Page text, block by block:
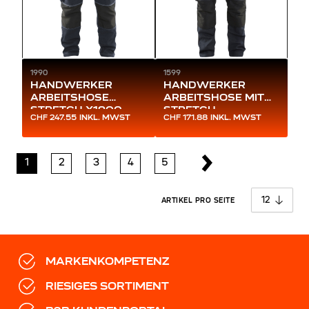
1990
HANDWERKER
ARBEITSHOSE
STRETCH X1900
CHF 247.55 INKL. MWST
1599
HANDWERKER
ARBEITSHOSE MIT
STRETCH
CHF 171.88 INKL. MWST
1 2 3 4 5
ARTIKEL PRO SEITE
MARKENKOMPETENZ
RIESIGES SORTIMENT